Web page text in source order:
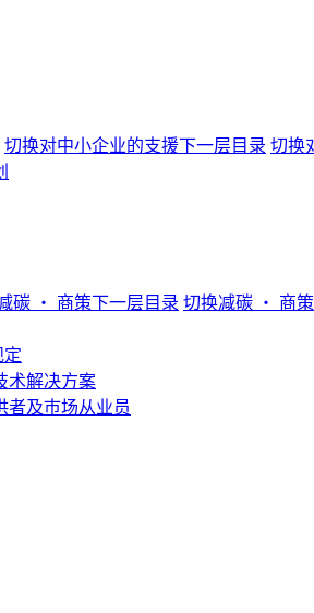
切换对中小企业的支援下一层目录 切换
碳 ‧ 商策下一层目录 切换减碳 ‧ 商
定
术解决方案
者及巿场从业员